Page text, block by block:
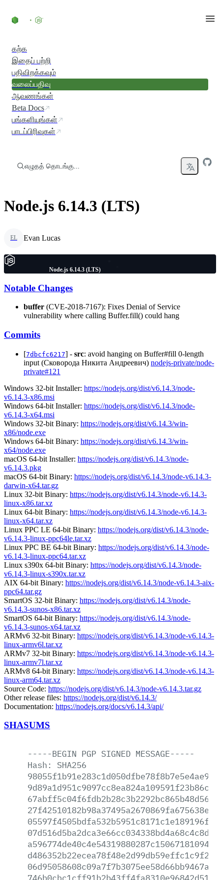
கற்க
இதைப் பற்றி
பதிவிறக்கவும்
வலைப்பதிவு
ஆவணங்கள்
Beta Docs
பங்களியுங்கள்
பாடப்பிரிவுகள்
எழுதத் தொடங்கு...
Node.js 6.14.3 (LTS)
EL Evan Lucas
Node.js 6.14.3 (LTS)
Notable Changes
buffer (CVE-2018-7167): Fixes Denial of Service
vulnerability where calling Buffer.fill() could hang
Commits
[7dbcfc6217] - src: avoid hanging on Buffer#fill 0-length
input (Сковорода Никита Андреевич) nodejs-private/node-
private#121
Windows 32-bit Installer: https://nodejs.org/dist/v6.14.3/node-
v6.14.3-x86.msi
Windows 64-bit Installer: https://nodejs.org/dist/v6.14.3/node-
v6.14.3-x64.msi
Windows 32-bit Binary: https://nodejs.org/dist/v6.14.3/win-
x86/node.exe
Windows 64-bit Binary: https://nodejs.org/dist/v6.14.3/win-
x64/node.exe
macOS 64-bit Installer: https://nodejs.org/dist/v6.14.3/node-
v6.14.3.pkg
macOS 64-bit Binary: https://nodejs.org/dist/v6.14.3/node-v6.14.3-
darwin-x64.tar.gz
Linux 32-bit Binary: https://nodejs.org/dist/v6.14.3/node-v6.14.3-
linux-x86.tar.xz
Linux 64-bit Binary: https://nodejs.org/dist/v6.14.3/node-v6.14.3-
linux-x64.tar.xz
Linux PPC LE 64-bit Binary: https://nodejs.org/dist/v6.14.3/node-
v6.14.3-linux-ppc64le.tar.xz
Linux PPC BE 64-bit Binary: https://nodejs.org/dist/v6.14.3/node-
v6.14.3-linux-ppc64.tar.xz
Linux s390x 64-bit Binary: https://nodejs.org/dist/v6.14.3/node-
v6.14.3-linux-s390x.tar.xz
AIX 64-bit Binary: https://nodejs.org/dist/v6.14.3/node-v6.14.3-aix-
ppc64.tar.gz
SmartOS 32-bit Binary: https://nodejs.org/dist/v6.14.3/node-
v6.14.3-sunos-x86.tar.xz
SmartOS 64-bit Binary: https://nodejs.org/dist/v6.14.3/node-
v6.14.3-sunos-x64.tar.xz
ARMv6 32-bit Binary: https://nodejs.org/dist/v6.14.3/node-v6.14.3-
linux-armv6l.tar.xz
ARMv7 32-bit Binary: https://nodejs.org/dist/v6.14.3/node-v6.14.3-
linux-armv7l.tar.xz
ARMv8 64-bit Binary: https://nodejs.org/dist/v6.14.3/node-v6.14.3-
linux-arm64.tar.xz
Source Code: https://nodejs.org/dist/v6.14.3/node-v6.14.3.tar.gz
Other release files: https://nodejs.org/dist/v6.14.3/
Documentation: https://nodejs.org/docs/v6.14.3/api/
SHASUMS
-----BEGIN PGP SIGNED MESSAGE-----
Hash:
SHA256